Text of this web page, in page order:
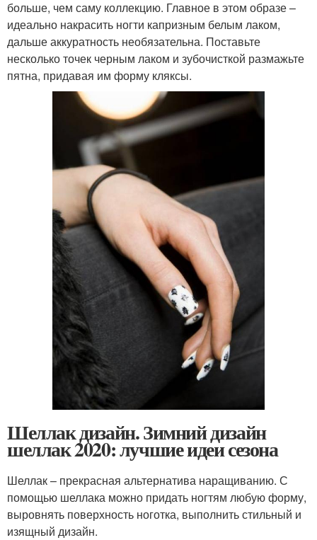
больше, чем саму коллекцию. Главное в этом образе –
идеально накрасить ногти капризным белым лаком,
дальше аккуратность необязательна. Поставьте
несколько точек черным лаком и зубочисткой размажьте
пятна, придавая им форму кляксы.
Шеллак дизайн. Зимний дизайн
шеллак 2020: лучшие идеи сезона
Шеллак – прекрасная альтернатива наращиванию. С
помощью шеллака можно придать ногтям любую форму,
выровнять поверхность ноготка, выполнить стильный и
изящный дизайн.